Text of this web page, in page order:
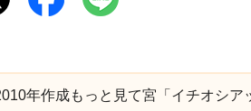
年作成もっと見て宮「イチオシア